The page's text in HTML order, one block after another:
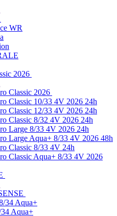
WR
2026
Classic 2026
Classic 10/33 4V 2026 24h
Classic 12/33 4V 2026 24h
Classic 8/32 4V 2026 24h
Large 8/33 4V 2026 24h
Large Aqua+ 8/33 4V 2026 48h
Classic 8/33 4V 24h
Classic Aqua+ 8/33 4V 2026
34 Aqua+
Aqua+